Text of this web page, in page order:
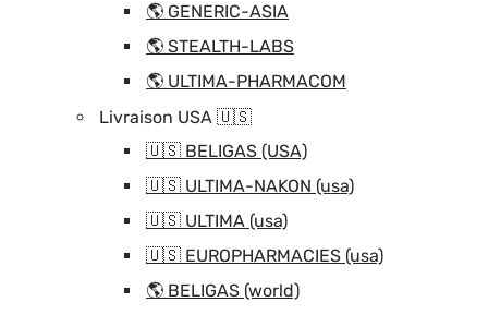
🌎 GENERIC-ASIA
🌎 STEALTH-LABS
🌎 ULTIMA-PHARMACOM
Livraison USA 🇺🇸
🇺🇸 BELIGAS (USA)
🇺🇸 ULTIMA-NAKON (usa)
🇺🇸 ULTIMA (usa)
🇺🇸 EUROPHARMACIES (usa)
🌎 BELIGAS (world)